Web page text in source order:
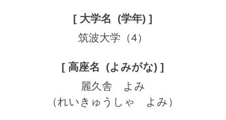
筑波大学（4）
麗久舎 よみ
（れいきゅうしゃ よみ）